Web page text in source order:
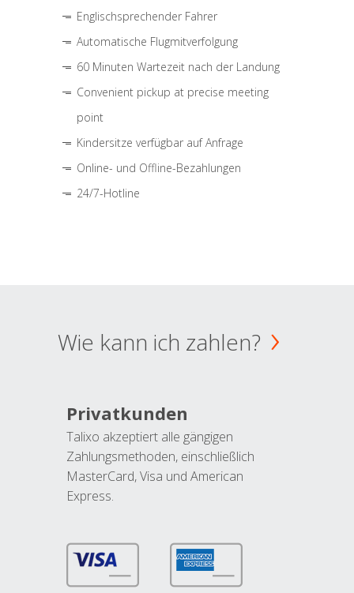
Englischsprechender Fahrer
Automatische Flugmitverfolgung
60 Minuten Wartezeit nach der Landung
Convenient pickup at precise meeting
point
Kindersitze verfügbar auf Anfrage
Online- und Offline-Bezahlungen
24/7-Hotline
Wie kann ich zahlen?
Privatkunden
Talixo akzeptiert alle gängigen
Zahlungsmethoden, einschließlich
MasterCard, Visa und American
Express.